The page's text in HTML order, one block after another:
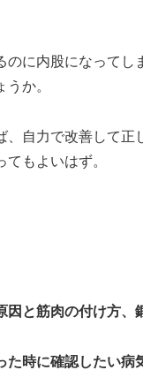
のに内股になってし
か。
、自力で改善して正
もよいはず。
因と筋肉の付け方、
た時に確認したい病